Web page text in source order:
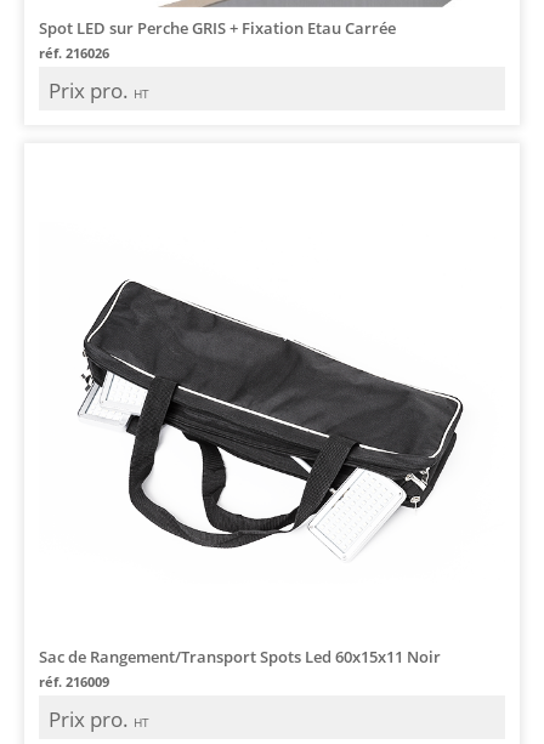
Spot LED sur Perche GRIS + Fixation Etau Carrée
réf. 216026
Prix pro. HT
Sac de Rangement/Transport Spots Led 60x15x11 Noir
réf. 216009
Prix pro. HT